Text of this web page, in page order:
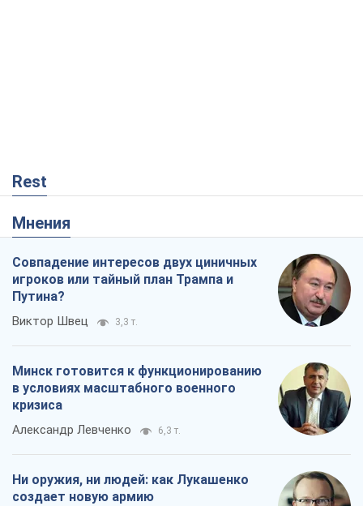
Rest
Мнения
Совпадение интересов двух циничных
игроков или тайный план Трампа и
Путина?
Виктор Швец 3,3 т.
Минск готовится к функционированию
в условиях масштабного военного
кризиса
Александр Левченко 6,3 т.
Ни оружия, ни людей: как Лукашенко
создает новую армию